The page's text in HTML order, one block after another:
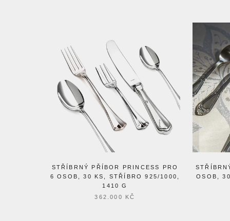
STŘÍBRNÝ PŘÍBOR PRINCESS PRO
6 OSOB, 30 KS, STŘÍBRO 925/1000,
1410 G
362.000 KČ
OSOB,